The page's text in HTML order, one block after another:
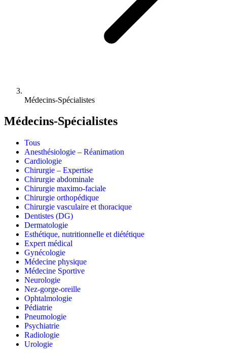
Médecins-Spécialistes
Médecins-Spécialistes
Tous
Anesthésiologie – Réanimation
Cardiologie
Chirurgie – Expertise
Chirurgie abdominale
Chirurgie maximo-faciale
Chirurgie orthopédique
Chirurgie vasculaire et thoracique
Dentistes (DG)
Dermatologie
Esthétique, nutritionnelle et diététique
Expert médical
Gynécologie
Médecine physique
Médecine Sportive
Neurologie
Nez-gorge-oreille
Ophtalmologie
Pédiatrie
Pneumologie
Psychiatrie
Radiologie
Urologie